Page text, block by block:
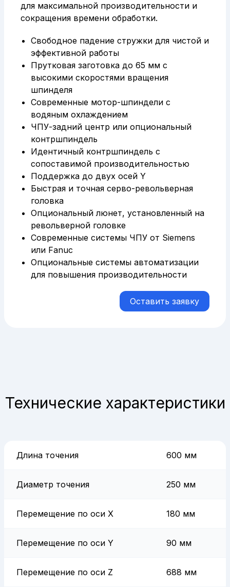
для максимальной производительности и
сокращения времени обработки.
Свободное падение стружки для чистой и
эффективной работы
Прутковая заготовка до 65 мм с
высокими скоростями вращения
шпинделя
Современные мотор-шпиндели с
водяным охлаждением
ЧПУ-задний центр или опциональный
контршпиндель
Идентичный контршпиндель с
сопоставимой производительностью
Поддержка до двух осей Y
Быстрая и точная серво-револьверная
головка
Опциональный люнет, установленный на
револьверной головке
Современные системы ЧПУ от Siemens
или Fanuc
Опциональные системы автоматизации
для повышения производительности
Оставить заявку
Технические характеристики
Длина точения 600 мм
Диаметр точения 250 мм
Перемещение по оси X 180 мм
Перемещение по оси Y 90 мм
Перемещение по оси Z 688 мм